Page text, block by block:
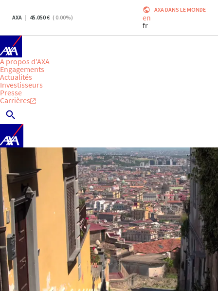
AXA 45.050 ( 0.00%)
AXA DANS LE MONDE
en
fr
A propos d'AXA
Engagements
Actualités
Investisseurs
Presse
Carrières